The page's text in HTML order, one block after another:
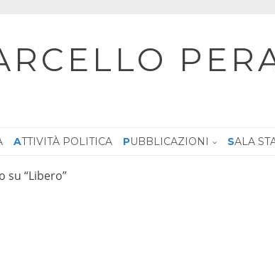
ATTIVITÀ POLITICA PUBBLICAZIONI SALA
su “Libero”